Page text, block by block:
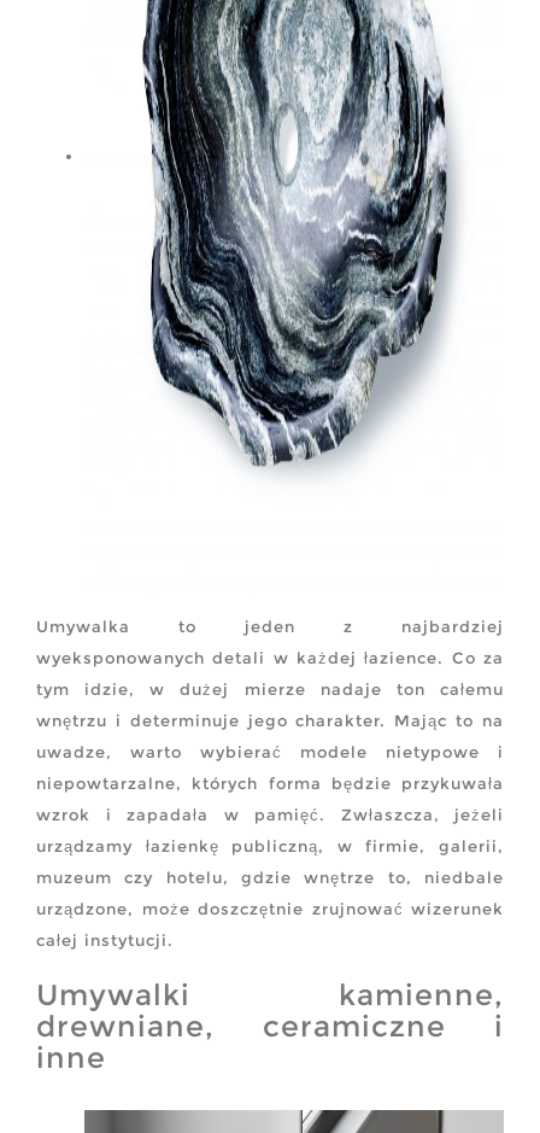
Umywalka to jeden z najbardziej
wyeksponowanych detali w każdej łazience. Co za
tym idzie, w dużej mierze nadaje ton całemu
wnętrzu i determinuje jego charakter. Mając to na
uwadze, warto wybierać modele nietypowe i
niepowtarzalne, których forma będzie przykuwała
wzrok i zapadała w pamięć. Zwłaszcza, jeżeli
urządzamy łazienkę publiczną, w firmie, galerii,
muzeum czy hotelu, gdzie wnętrze to, niedbale
urządzone, może doszczętnie zrujnować wizerunek
całej instytucji.
Umywalki kamienne,
drewniane, ceramiczne i
inne